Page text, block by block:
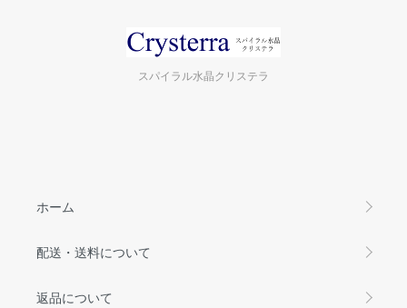
スパイラル水晶クリステラ
ホーム
配送・送料について
返品について